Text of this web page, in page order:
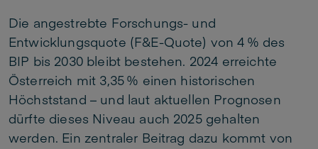
Die angestrebte Forschungs- und
Entwicklungsquote (F&E-Quote) von 4 % des
BIP bis 2030 bleibt bestehen. 2024 erreichte
Österreich mit 3,35 % einen historischen
Höchststand – und laut aktuellen Prognosen
dürfte dieses Niveau auch 2025 gehalten
werden. Ein zentraler Beitrag dazu kommt von